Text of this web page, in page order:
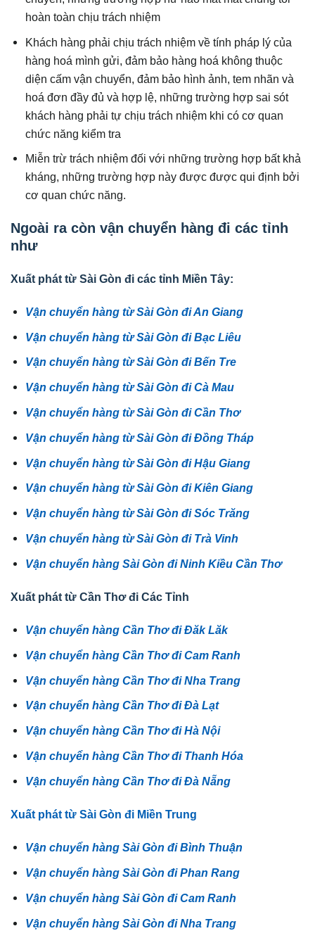
hoàn toàn chịu trách nhiệm
Khách hàng phải chịu trách nhiệm về tính pháp lý của
hàng hoá mình gửi, đảm bảo hàng hoá không thuộc
diện cấm vận chuyển, đảm bảo hình ảnh, tem nhãn và
hoá đơn đầy đủ và hợp lệ, những trường hợp sai sót
khách hàng phải tự chịu trách nhiệm khi có cơ quan
chức năng kiểm tra
Miễn trừ trách nhiệm đối với những trường hợp bất khả
kháng, những trường hợp này được được qui định bởi
cơ quan chức năng.
Ngoài ra còn vận chuyển hàng đi các tỉnh
như
Xuất phát từ Sài Gòn đi các tỉnh Miền Tây:
Vận chuyển hàng từ Sài Gòn đi An Giang
Vận chuyển hàng từ Sài Gòn đi Bạc Liêu
Vận chuyển hàng từ Sài Gòn đi Bến Tre
Vận chuyển hàng từ Sài Gòn đi Cà Mau
Vận chuyển hàng từ Sài Gòn đi Cần Thơ
Vận chuyển hàng từ Sài Gòn đi Đồng Tháp
Vận chuyển hàng từ Sài Gòn đi Hậu Giang
Vận chuyển hàng từ Sài Gòn đi Kiên Giang
Vận chuyển hàng từ Sài Gòn đi Sóc Trăng
Vận chuyển hàng từ Sài Gòn đi Trà Vinh
Vận chuyển hàng Sài Gòn đi Ninh Kiều Cần Thơ
Xuất phát từ Cần Thơ đi Các Tỉnh
Vận chuyển hàng Cần Thơ đi Đăk Lăk
Vận chuyển hàng Cần Thơ đi Cam Ranh
Vận chuyển hàng Cần Thơ đi Nha Trang
Vận chuyển hàng Cần Thơ đi Đà Lạt
Vận chuyển hàng Cần Thơ đi Hà Nội
Vận chuyển hàng Cần Thơ đi Thanh Hóa
Vận chuyển hàng Cần Thơ đi Đà Nẵng
Xuất phát từ Sài Gòn đi Miền Trung
Vận chuyển hàng Sài Gòn đi Bình Thuận
Vận chuyển hàng Sài Gòn đi Phan Rang
Vận chuyển hàng Sài Gòn đi Cam Ranh
Vận chuyển hàng Sài Gòn đi Nha Trang